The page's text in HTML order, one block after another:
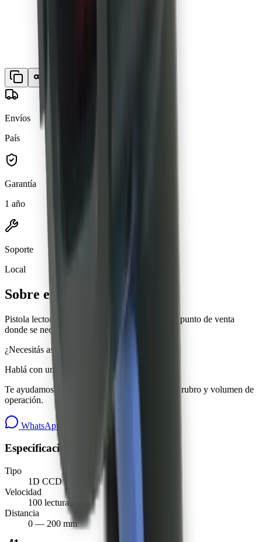
Envíos
País
Garantía
1 año
Soporte
Local
Sobre este producto
Pistola lectora con gatillo, ideal para depósito o punto de venta
donde se necesita movilidad.
¿Necesitás asesoramiento?
Hablá con un especialista de Crams.
Te ayudamos a elegir el equipo correcto para tu rubro y volumen de
operación.
WhatsApp
Especificaciones técnicas
Tipo
1D CCD / Láser
Velocidad
100 lecturas/seg
Distancia
0 — 200 mm